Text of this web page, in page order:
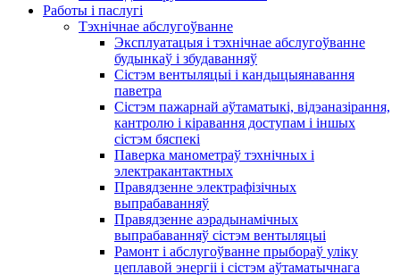
Работы і паслугі
Тэхнічнае абслугоўванне
Эксплуатацыя і тэхнічнае абслугоўванне
будынкаў і збудаванняў
Сістэм вентыляцыі і кандыцыянавання
паветра
Сістэм пажарнай аўтаматыкі, відэаназірання,
кантролю і кіравання доступам і іншых
сістэм бяспекі
Паверка манометраў тэхнічных і
электракантактных
Правядзенне электрафізічных
выпрабаванняў
Правядзенне аэрадынамічных
выпрабаванняў сістэм вентыляцыі
Рамонт і абслугоўванне прыбораў уліку
цеплавой энергіі і сістэм аўтаматычнага